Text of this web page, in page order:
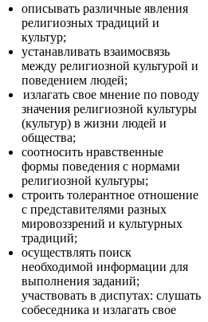
описывать различные явления
религиозных традиций и
культур;
устанавливать взаимосвязь
между религиозной культурой и
поведением людей;
излагать свое мнение по поводу
значения религиозной культуры
(культур) в жизни людей и
общества;
соотносить нравственные
формы поведения с нормами
религиозной культуры;
строить толерантное отношение
с представителями разных
мировоззрений и культурных
традиций;
осуществлять поиск
необходимой информации для
выполнения заданий;
участвовать в диспутах: слушать
собеседника и излагать свое